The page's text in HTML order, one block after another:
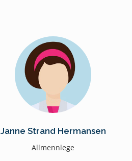
Janne Strand Hermansen
Allmennlege